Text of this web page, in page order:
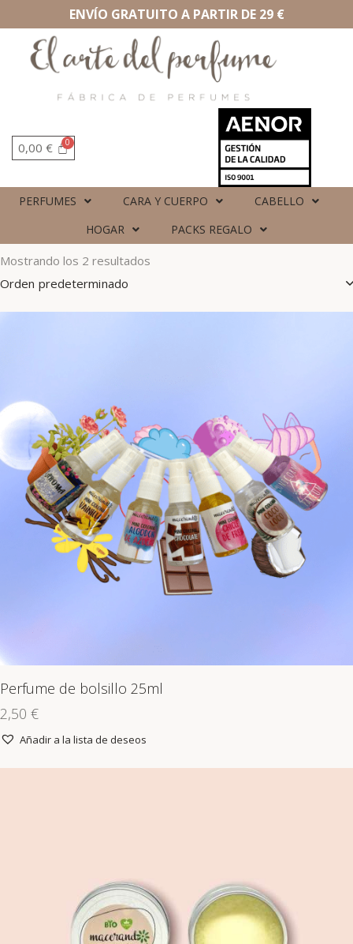
ENVÍO GRATUITO A PARTIR DE 29 €
0,00 €
PERFUMES CARA Y CUERPO
CABELLO
HOGAR
PACKS REGALO
Mostrando los 2 resultados
Perfume de bolsillo 25ml
2,50 €
Añadir a la lista de deseos